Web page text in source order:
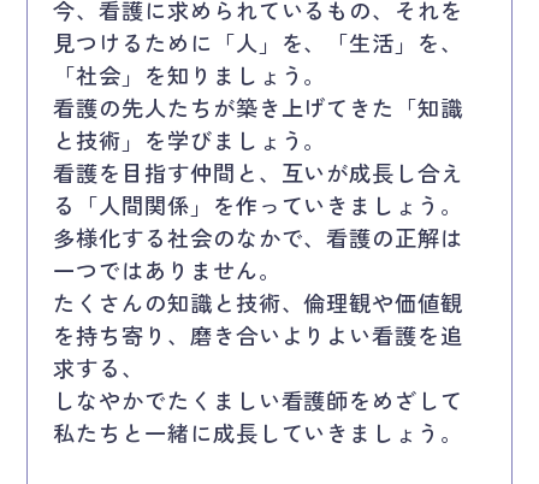
今、看護に求められているもの、それを
見つけるために「人」を、「生活」を、
「社会」を知りましょう。
看護の先人たちが築き上げてきた「知識
と技術」を学びましょう。
看護を目指す仲間と、互いが成長し合え
る「人間関係」を作っていきましょう。
多様化する社会のなかで、看護の正解は
一つではありません。
たくさんの知識と技術、倫理観や価値観
を持ち寄り、磨き合いよりよい看護を追
求する、
しなやかでたくましい看護師をめざして
私たちと一緒に成長していきましょう。